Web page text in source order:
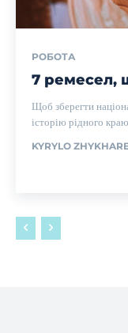
РОБОТА
7 ремесел,
Щоб зберегти
історію рідного
KYRYLO